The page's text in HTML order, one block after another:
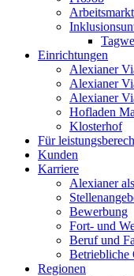
Einrichtungen
Alexianer
Alexianer
Alexianer
Hofladen
Klosterhof
Für
Kunden
Karriere
Alexianer
Bewerbung
Fort- und
Beruf und
Betriebliche
Regionen